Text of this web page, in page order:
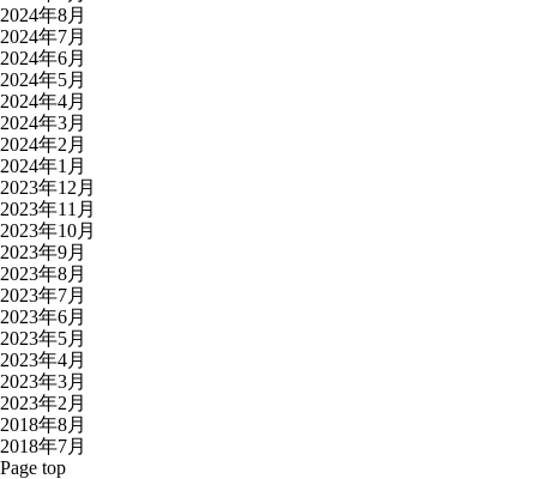
2024年8月
2024年7月
2024年6月
2024年5月
2024年4月
2024年3月
2024年2月
2024年1月
2023年12月
2023年11月
2023年10月
2023年9月
2023年8月
2023年7月
2023年6月
2023年5月
2023年4月
2023年3月
2023年2月
2018年8月
2018年7月
Page top